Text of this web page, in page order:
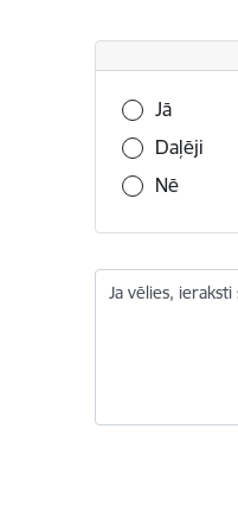
Vai šī
Jā
Daļēji
Nē
Ja vēlies,